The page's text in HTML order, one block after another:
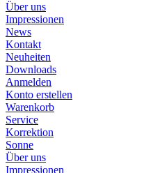
Über uns
Impressionen
News
Kontakt
Neuheiten
Downloads
Anmelden
Konto erstellen
Warenkorb
Service
Korrektion
Sonne
Über uns
Impressionen